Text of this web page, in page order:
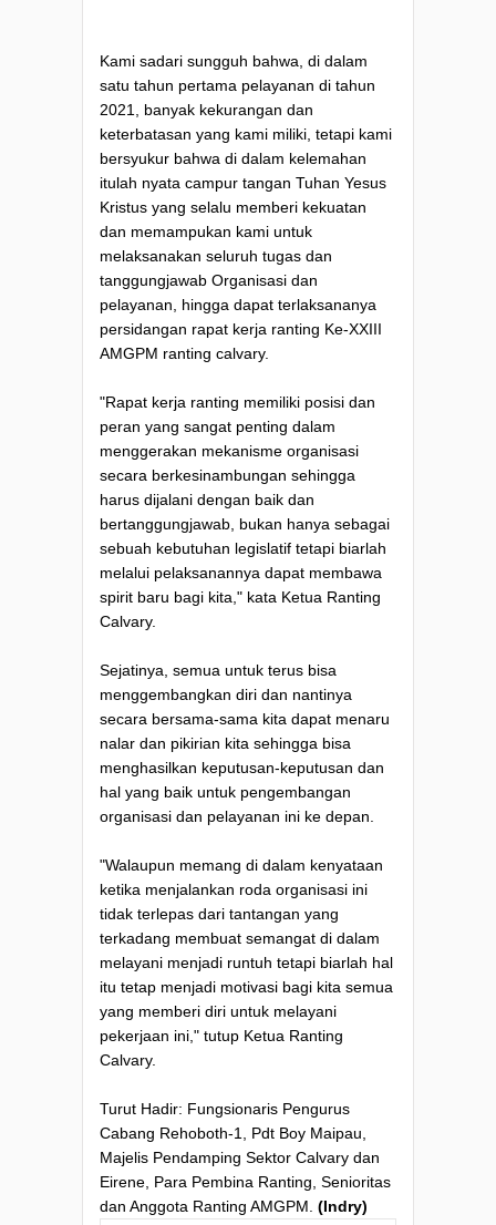
Kami sadari sungguh bahwa, di dalam
satu tahun pertama pelayanan di tahun
2021, banyak kekurangan dan
keterbatasan yang kami miliki, tetapi kami
bersyukur bahwa di dalam kelemahan
itulah nyata campur tangan Tuhan Yesus
Kristus yang selalu memberi kekuatan
dan memampukan kami untuk
melaksanakan seluruh tugas dan
tanggungjawab Organisasi dan
pelayanan, hingga dapat terlaksananya
persidangan rapat kerja ranting Ke-XXIII
AMGPM ranting calvary.
"Rapat kerja ranting memiliki posisi dan
peran yang sangat penting dalam
menggerakan mekanisme organisasi
secara berkesinambungan sehingga
harus dijalani dengan baik dan
bertanggungjawab, bukan hanya sebagai
sebuah kebutuhan legislatif tetapi biarlah
melalui pelaksanannya dapat membawa
spirit baru bagi kita," kata Ketua Ranting
Calvary.
Sejatinya, semua untuk terus bisa
menggembangkan diri dan nantinya
secara bersama-sama kita dapat menaru
nalar dan pikirian kita sehingga bisa
menghasilkan keputusan-keputusan dan
hal yang baik untuk pengembangan
organisasi dan pelayanan ini ke depan.
"Walaupun memang di dalam kenyataan
ketika menjalankan roda organisasi ini
tidak terlepas dari tantangan yang
terkadang membuat semangat di dalam
melayani menjadi runtuh tetapi biarlah hal
itu tetap menjadi motivasi bagi kita semua
yang memberi diri untuk melayani
pekerjaan ini," tutup Ketua Ranting
Calvary.
Turut Hadir: Fungsionaris Pengurus
Cabang Rehoboth-1, Pdt Boy Maipau,
Majelis Pendamping Sektor Calvary dan
Eirene, Para Pembina Ranting, Senioritas
dan Anggota Ranting AMGPM. (Indry)